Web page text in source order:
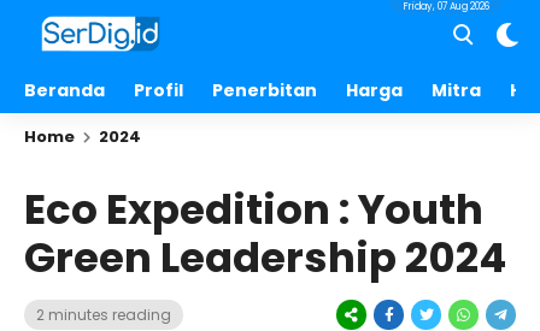
Beranda Profil Penerbitan Harga Mitra
Friday, 07 Aug 2026
Home 2024
Eco Expedition : Youth
Green Leadership 2024
2 minutes reading